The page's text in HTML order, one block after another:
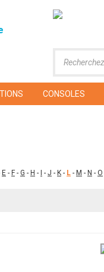
CONSOLES
E - F - G - H - - J - K - L - M - N - O